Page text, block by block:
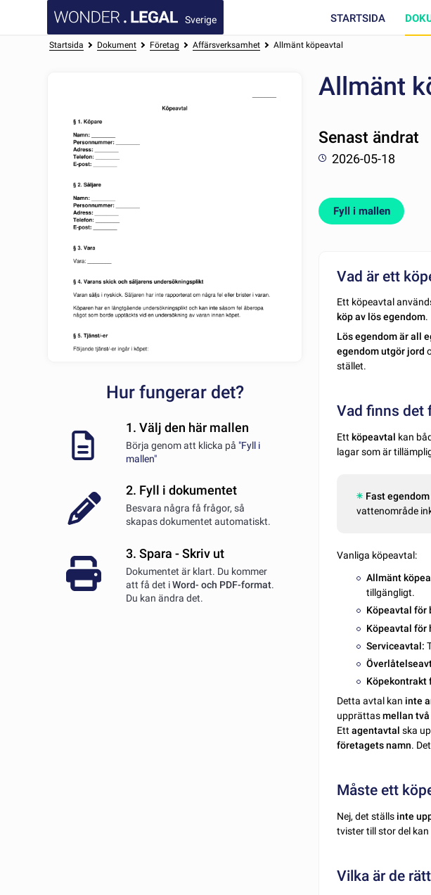
Sverige STARTSIDA
Startsida Dokument Företag Affärsverksamhet Allmänt köpeavtal
Hur fungerar det?
1. Välj den här mallen
Börja genom att klicka på "Fyll i
mallen"
2. Fyll i dokumentet
Besvara några få frågor, så
skapas dokumentet automatiskt.
3. Spara - Skriv ut
Dokumentet är klart. Du kommer
att få det iWord- och PDF-format.
Du kan ändra det.
Allmänt
Senast ändrat
2026-05-18
Fyll i mallen
Vad är ett
Ett köpeavtal
köp av lös egendom.
Lös egendom är all
egendom utgör jord
stället.
Vad finns det
Ett köpeavtal kan
lagar som är
Fast
vattenområde
Vanliga köpeavtal:
Allmänt
tillgängligt.
Köpeavtal för
Köpeavtal för
Serviceavtal:
Köpekontrakt
Detta avtal kan inte
upprättasmellan
Ettagentavtal ska
företagets namn.
Måste ett
Nej, det ställs inte
tvister till stor del
Vilka är de